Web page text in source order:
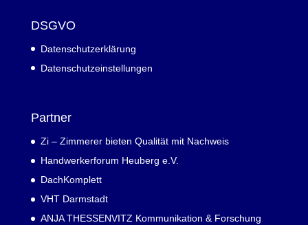
DSGVO
Datenschutzerklärung
Datenschutzeinstellungen
Partner
Zi – Zimmerer bieten Qualität mit Nachweis
Handwerkerforum Heuberg e.V.
DachKomplett
VHT Darmstadt
ANJA THESSENVITZ Kommunikation & Forschung